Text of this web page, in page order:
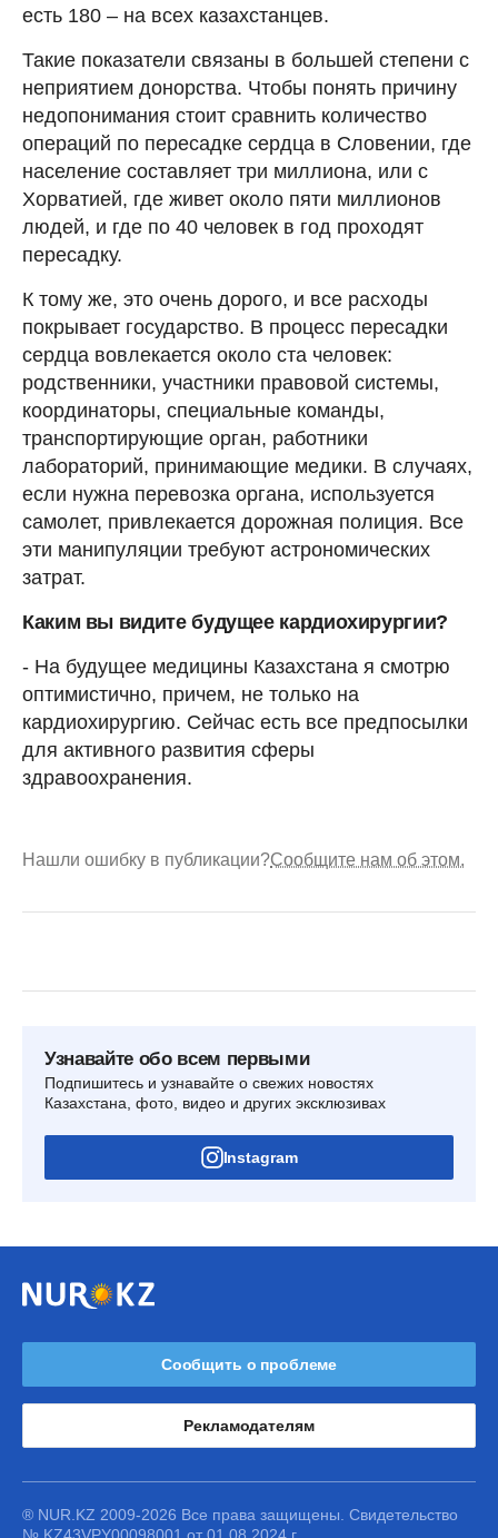
есть 180 – на всех казахстанцев.
Такие показатели связаны в большей степени с
неприятием донорства. Чтобы понять причину
недопонимания стоит сравнить количество
операций по пересадке сердца в Словении, где
население составляет три миллиона, или с
Хорватией, где живет около пяти миллионов
людей, и где по 40 человек в год проходят
пересадку.
К тому же, это очень дорого, и все расходы
покрывает государство. В процесс пересадки
сердца вовлекается около ста человек:
родственники, участники правовой системы,
координаторы, специальные команды,
транспортирующие орган, работники
лабораторий, принимающие медики. В случаях,
если нужна перевозка органа, используется
самолет, привлекается дорожная полиция. Все
эти манипуляции требуют астрономических
затрат.
Каким вы видите будущее кардиохирургии?
- На будущее медицины Казахстана я смотрю
оптимистично, причем, не только на
кардиохирургию. Сейчас есть все предпосылки
для активного развития сферы
здравоохранения.
Нашли ошибку в публикации?Сообщите нам об этом.
Узнавайте обо всем первыми
Подпишитесь и узнавайте о свежих новостях
Казахстана, фото, видео и других эксклюзивах
Instagram
Сообщить о проблеме
Рекламодателям
® NUR.KZ 2009-2026 Все права защищены. Свидетельство
№ KZ43VPY00098001 от 01.08.2024 г.